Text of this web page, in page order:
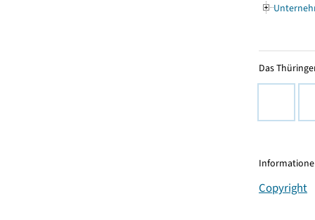
Das
Copyright